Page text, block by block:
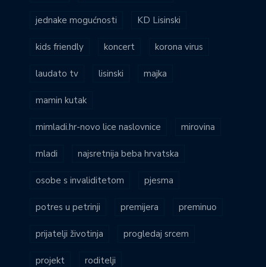
jednake mogućnosti KD Lisinski
kids friendly koncert korona virus
laudato tv lisinski majka
mamin kutak
mimladi.hr-novo lice naslovnice mirovina
mladi najsretnija beba hrvatska
osobe s invaliditetom pjesma
potres u petrinji premijera preminuo
prijatelji životinja progledaj srcem
projekt roditelji